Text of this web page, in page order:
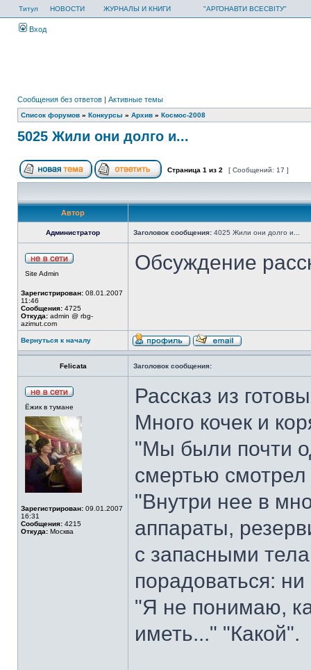
Титул НОВОСТИ ЖУРНАЛЫ И КНИГИ "АРГОНАВТИ ВСЕСВІТУ"
Вход
Сообщения без ответов | Активные темы
Список форумов » Конкурсы » Архив » Космос-2008
5025 Жили они долго и...
Страница 1 из 2 [ Сообщений: 17 ]
Автор
Администратор Заголовок сообщения: 4025 Жили они долго и...
Site Admin
Зарегистрирован: 08.01.2007
11:46
Сообщения: 4725
Откуда: admin @ rbg-
azimut.com
Обсуждение
Вернуться к началу
Felicata Заголовок сообщения:
Ёжик в тумане
Зарегистрирован: 09.01.2007
16:31
Сообщения: 4215
Откуда: Москва
Рассказ из
Много кочек и
"Мы были почти
смертью
"Внутри нее в
аппараты,
с запасными
порадоваться:
"Я не понимаю,
иметь..." "Какой".